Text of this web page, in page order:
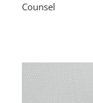
Counsel